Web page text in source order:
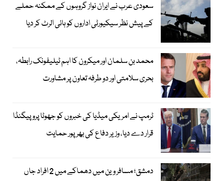
سعودی عرب نے ایران نواز گروہوں کے ممکنہ حملے
کے پیش نظر سیکیورٹی اداروں کو ہائی الرٹ کر دیا
محمد بن سلمان اور میکرون کا اہم ٹیلیفونک رابطہ،
بحری سلامتی اور دو طرفہ تعاون پر مشاورت
ٹرمپ نے امریکی میڈیا کی خبروں کو جھوٹا پروپیگنڈا
قرار دے دیا، وزیر دفاع کی بھرپور حمایت
دمشق؛ مسافر وین میں دھماکے میں 2 افراد جاں